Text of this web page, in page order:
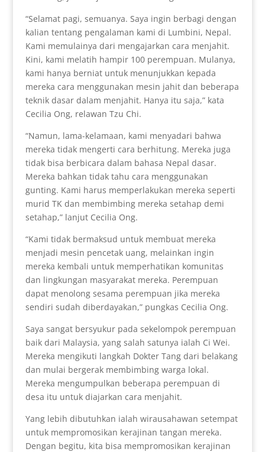
“Selamat pagi, semuanya. Saya ingin berbagi dengan
kalian tentang pengalaman kami di Lumbini, Nepal.
Kami memulainya dari mengajarkan cara menjahit.
Kini, kami melatih hampir 100 perempuan. Mulanya,
kami hanya berniat untuk menunjukkan kepada
mereka cara menggunakan mesin jahit dan beberapa
teknik dasar dalam menjahit. Hanya itu saja,” kata
Cecilia Ong, relawan Tzu Chi.
“Namun, lama-kelamaan, kami menyadari bahwa
mereka tidak mengerti cara berhitung. Mereka juga
tidak bisa berbicara dalam bahasa Nepal dasar.
Mereka bahkan tidak tahu cara menggunakan
gunting. Kami harus memperlakukan mereka seperti
murid TK dan membimbing mereka setahap demi
setahap,” lanjut Cecilia Ong.
“Kami tidak bermaksud untuk membuat mereka
menjadi mesin pencetak uang, melainkan ingin
mereka kembali untuk memperhatikan komunitas
dan lingkungan masyarakat mereka. Perempuan
dapat menolong sesama perempuan jika mereka
sendiri sudah diberdayakan,” pungkas Cecilia Ong.
Saya sangat bersyukur pada sekelompok perempuan
baik dari Malaysia, yang salah satunya ialah Ci Wei.
Mereka mengikuti langkah Dokter Tang dari belakang
dan mulai bergerak membimbing warga lokal.
Mereka mengumpulkan beberapa perempuan di
desa itu untuk diajarkan cara menjahit.
Yang lebih dibutuhkan ialah wirausahawan setempat
untuk mempromosikan kerajinan tangan mereka.
Dengan begitu, kita bisa mempromosikan kerajinan